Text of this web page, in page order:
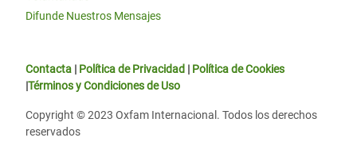
Difunde Nuestros Mensajes
Contacta | Política de Privacidad | Política de Cookies
|Términos y Condiciones de Uso
Copyright © 2023 Oxfam Internacional. Todos los derechos
reservados